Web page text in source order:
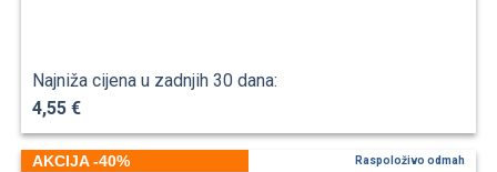
Najniža cijena u zadnjih 30 dana:
4,55 €
AKCIJA -40% Raspoloživo odmah